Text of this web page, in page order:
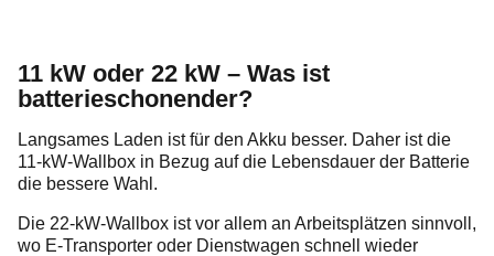
11 kW oder 22 kW – Was ist
batterieschonender?
Langsames Laden ist für den Akku besser. Daher ist die
11-kW-Wallbox in Bezug auf die Lebensdauer der Batterie
die bessere Wahl.
Die 22-kW-Wallbox ist vor allem an Arbeitsplätzen sinnvoll,
wo E-Transporter oder Dienstwagen schnell wieder